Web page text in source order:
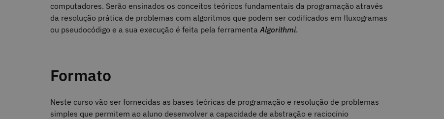
computadores. Serão ensinados os conceitos teóricos fundamentais da programação através
da resolução prática de problemas com algoritmos que podem ser codificados em fluxogramas
ou pseudocódigo e a sua execução é feita pela ferramenta Algorithmi.
Formato
Neste curso vão ser fornecidas as bases teóricas de programação e resolução de problemas
simples que permitem ao aluno desenvolver a capacidade de abstração e raciocínio